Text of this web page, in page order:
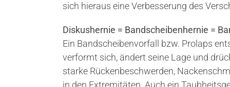
sich hieraus eine Verbesserung des
Diskushernie = Bandscheibenhernie =
Ein Bandscheibenvorfall bzw. Prolaps
verformt sich, ändert seine Lage und
starke Rückenbeschwerden,
in den Extremitäten. Auch ein